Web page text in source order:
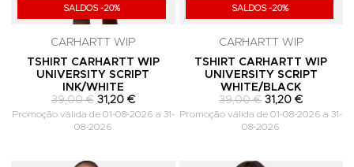
SALDOS -20%
CARHARTT WIP
TSHIRT CARHARTT WIP
UNIVERSITY SCRIPT
INK/WHITE
39,00 € 31,20 €
Promoção válida de 01-08-2026 a 31-
08-2026
SALDOS -20%
CARHARTT WIP
TSHIRT CARHARTT WIP
UNIVERSITY SCRIPT
WHITE/BLACK
39,00 € 31,20 €
Promoção válida de 01-08-2026 a 31-
08-2026